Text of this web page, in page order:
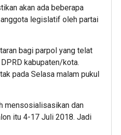
akan ada beberapa
legislatif oleh partai
bagi parpol yang telat
kabupaten/kota.
pada Selasa malam pukul
mensosialisasikan dan
itu 4-17 Juli 2018. Jadi